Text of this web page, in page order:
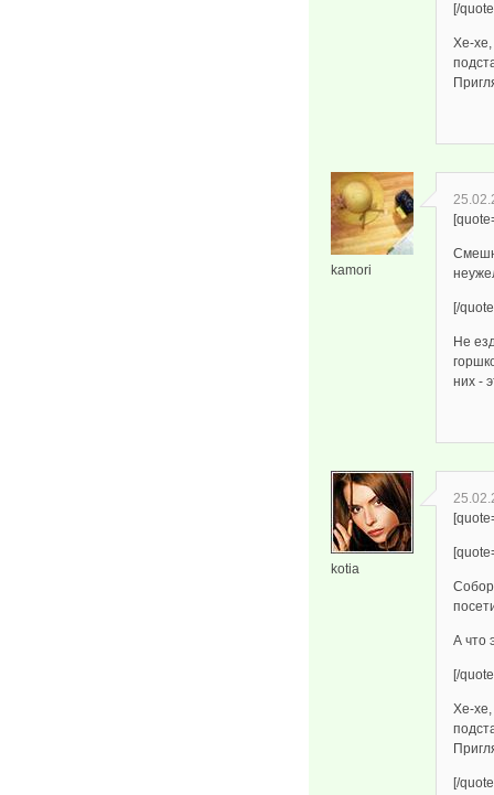
[/
Хе-
kamori
[/
Не
них -
kotia
Собор
А что
[/
Хе-
[/